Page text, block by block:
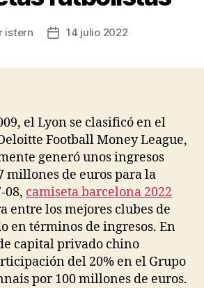
istern
Fecha14 julio 2022
el Lyon se clasificó en el
Football Money League,
generó unos ingresos
millones de euros para la
08, camiseta barcelona 2022
entre los mejores clubes de
en términos de ingresos. En
capital privado chino
del 20% en el Grupo
por 100 millones de euros.